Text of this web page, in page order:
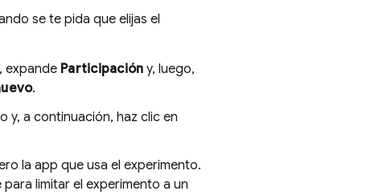
se te pida que elijas el
, expande Participación y, luego,
.
y, a continuación, haz clic en
la app que usa el experimento.
limitar el experimento a un